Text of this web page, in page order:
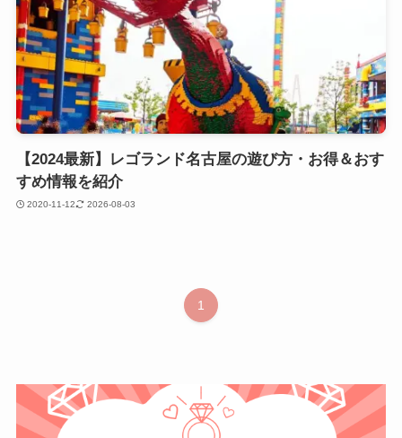
【2024最新】レゴランド名古屋の遊び方・お得＆おす
すめ情報を紹介
2020-11-12 2026-08-03
1